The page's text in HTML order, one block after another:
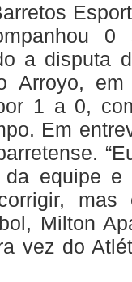
0
a disputa
Arroyo,
1 a 0,
Em
.
da equipe
, mas
, Milton
vez do